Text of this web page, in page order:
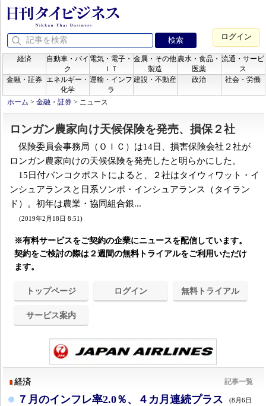
ログイン
経済
自動車・バイ
ク
電気・電子・
ＩＴ
金属・その他
製造
農水・食品・
医薬
流通・サービ
ス
金融・証券
エネルギー・
化学
運輸・インフ
ラ
建設・不動産 政治 社会・労働
ホーム > 金融・証券 > ニュース
ロンガン農家向け天候保険を発売、損保２社
保険委員会事務局（ＯＩＣ）は14日、損害保険会社２社が
ロンガン農家向けの天候保険を発売したと明らかにした。
15日付バンコクポストによると、２社はタイウィワット・イ
ンシュアランスと日系ソンポ・インシュアランス（タイラン
ド）。初年は農業・協同組合銀...
(2019年2月18日 8:51)
※有料サービスをご契約の企業にニュースを配信しています。
契約をご検討の際は２週間の無料トライアルをご利用いただけ
ます。
トップページ ログイン 無料トライアル
サービス案内
経済 記事一覧
７月のインフレ率2.0％、４カ月連続プラス (8月6日